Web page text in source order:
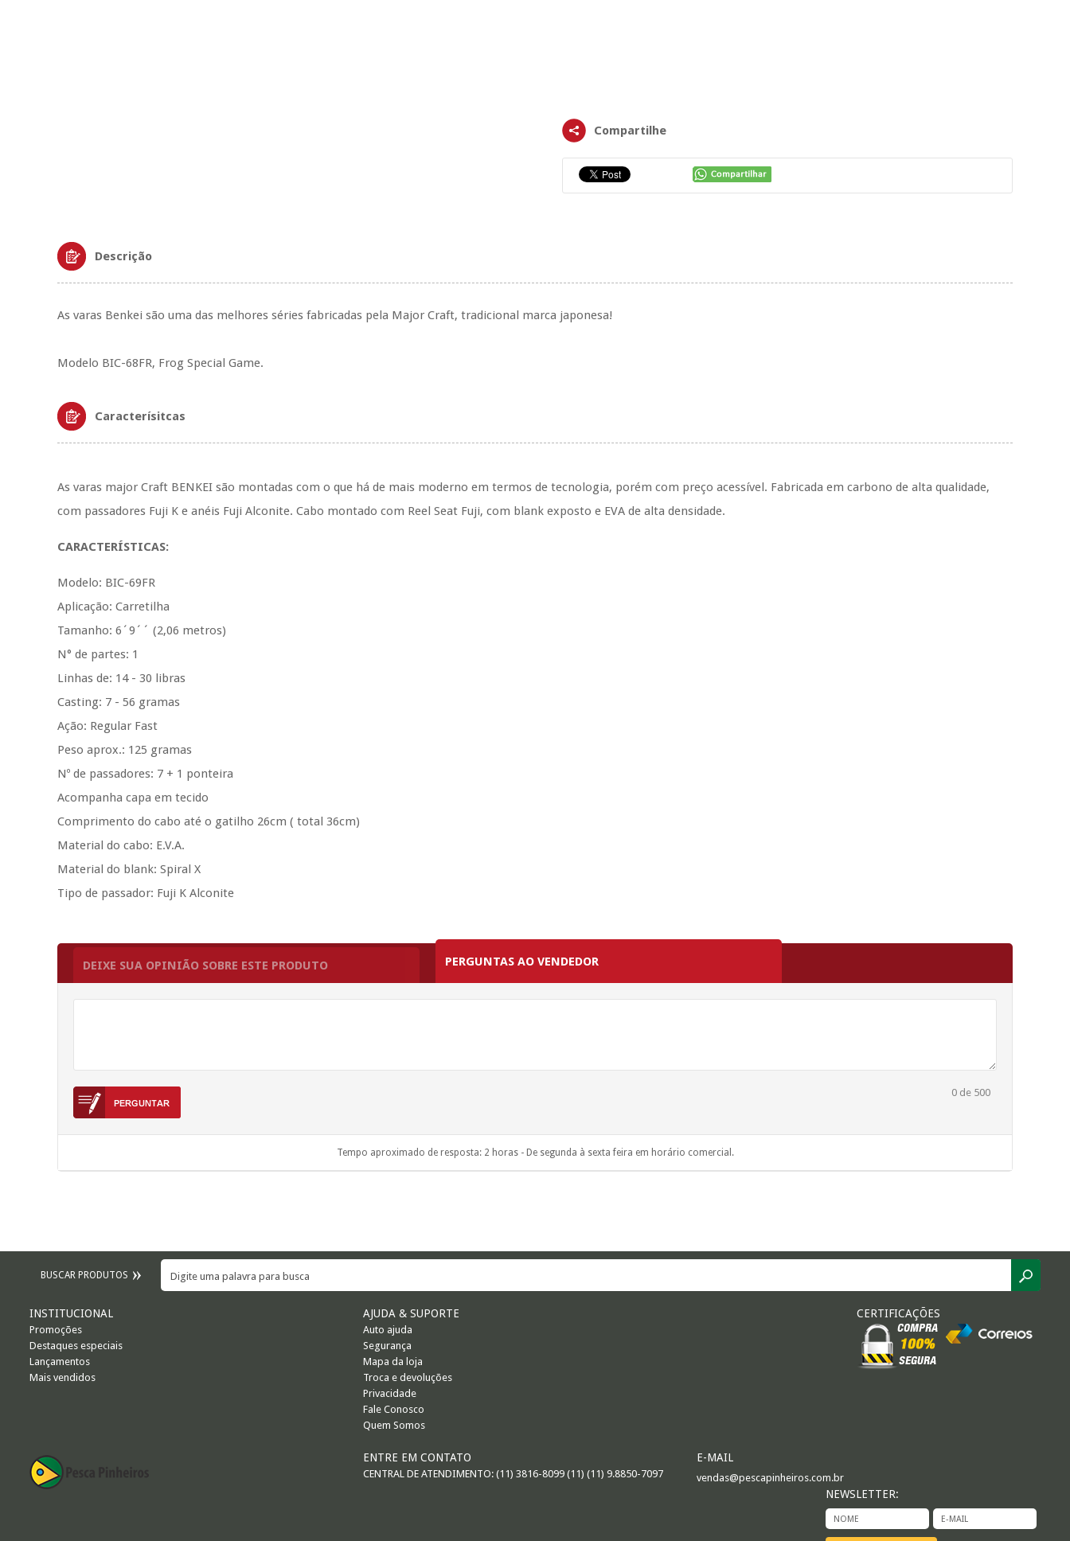
Compartilhe
Descrição
As varas Benkei são uma das melhores séries fabricadas pela Major Craft, tradicional marca japonesa!
Modelo BIC-68FR, Frog Special Game.
Caracterísitcas
As varas major Craft BENKEI são montadas com o que há de mais moderno em termos de tecnologia, porém com preço acessível. Fabricada em carbono de alta qualidade,
com passadores Fuji K e anéis Fuji Alconite. Cabo montado com Reel Seat Fuji, com blank exposto e EVA de alta densidade.
CARACTERÍSTICAS:
Modelo: BIC-69FR
Aplicação: Carretilha
Tamanho: 6´9´´ (2,06 metros)
N° de partes: 1
Linhas de: 14 - 30 libras
Casting: 7 - 56 gramas
Ação: Regular Fast
Peso aprox.: 125 gramas
Nº de passadores: 7 + 1 ponteira
Acompanha capa em tecido
Comprimento do cabo até o gatilho 26cm ( total 36cm)
Material do cabo: E.V.A.
Material do blank: Spiral X
Tipo de passador: Fuji K Alconite
DEIXE SUA OPINIÃO SOBRE ESTE PRODUTO PERGUNTAS AO VENDEDOR
0 de 500
Tempo aproximado de resposta: 2 horas - De segunda à sexta feira em horário comercial.
BUSCAR PRODUTOS
INSTITUCIONAL
Promoções
Destaques especiais
Lançamentos
Mais vendidos
AJUDA & SUPORTE
Auto ajuda
Segurança
Mapa da loja
Troca e devoluções
Privacidade
Fale Conosco
Quem Somos
CERTIFICAÇÕES
ENTRE EM CONTATO
CENTRAL DE ATENDIMENTO: (11) 3816-8099 (11) (11) 9.8850-7097
E-MAIL
vendas@pescapinheiros.com.br
NEWSLETTER: